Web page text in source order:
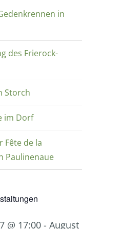
in
des Frierock-
Storch
im Dorf
Fête de la
Paulinenaue
@ 17:00 - August